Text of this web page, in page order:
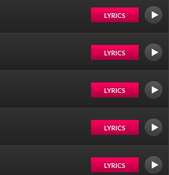
LYRICS
LYRICS
LYRICS
LYRICS
LYRICS